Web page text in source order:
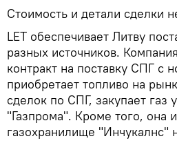
Стоимость и детали сделки
LET обеспечивает Литву
разных источников.
контракт на поставку СПГ с
приобретает топливо на
сделок по СПГ, закупает газ
"Газпрома". Кроме того, она
газохранилище "Инчукалнс"